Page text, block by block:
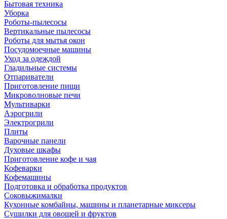
Бытовая техника
Уборка
Роботы-пылесосы
Вертикальные пылесосы
Роботы для мытья окон
Посудомоечные машины
Уход за одеждой
Гладильные системы
Отпариватели
Приготовление пищи
Микроволновые печи
Мультиварки
Аэрогрили
Электрогрили
Плиты
Варочные панели
Духовые шкафы
Приготовление кофе и чая
Кофеварки
Кофемашины
Подготовка и обработка продуктов
Соковыжималки
Кухонные комбайны, машины и планетарные миксеры
Сушилки для овощей и фруктов